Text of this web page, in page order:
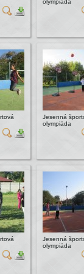
olympiáda
Jesenná
olympiáda
Jesenná
olympiáda